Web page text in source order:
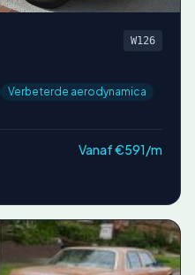
W126
Verbeterde aerodynamica
Vanaf €591/m